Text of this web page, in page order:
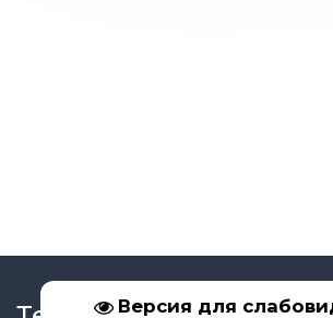
Версия для